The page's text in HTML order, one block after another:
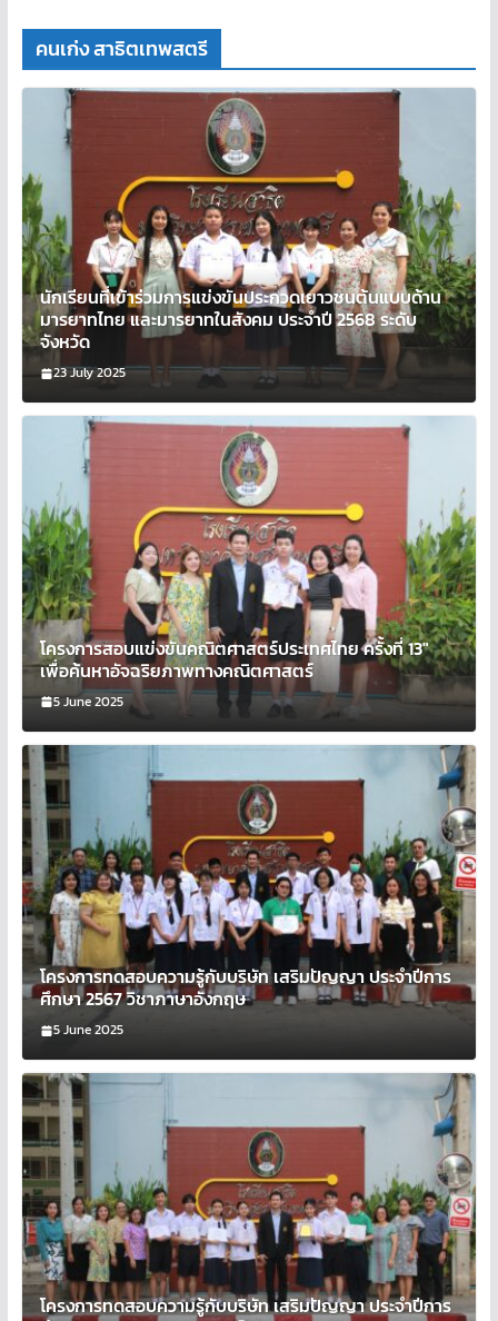
คนเก่ง สาธิตเทพสตรี
นักเรียนที่เข้าร่วมการแข่งขันประกวดเยาวชนต้นแบบด้าน
มารยาทไทย และมารยาทในสังคม ประจำปี 2568 ระดับ
จังหวัด
23 July 2025
โครงการสอบแข่งขันคณิตศาสตร์ประเทศไทย ครั้งที่ 13″
เพื่อค้นหาอัจฉริยภาพทางคณิตศาสตร์
5 June 2025
โครงการทดสอบความรู้กับบริษัท เสริมปัญญา ประจำปีการ
ศึกษา 2567 วิชาภาษาอังกฤษ
5 June 2025
โครงการทดสอบความรู้กับบริษัท เสริมปัญญา ประจำปีการ